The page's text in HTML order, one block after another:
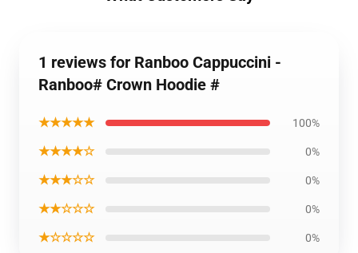
1 reviews for Ranboo Cappuccini -
Ranboo# Crown Hoodie #
★★★★★ 100%
★★★★☆ 0%
★★★☆☆ 0%
★★☆☆☆ 0%
★☆☆☆☆ 0%